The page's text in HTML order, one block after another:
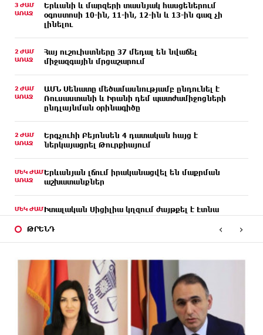
3 ԺԱՄ
ԱՌԱՋ
Երևանի և մարզերի տասնյակ հասցեներում
օգոստոսի 10-ին, 11-ին, 12-ին և 13-ին գազ չի
լինելու
2 ԺԱՄ
ԱՌԱՋ
Հայ ուշուիստները 37 մեդալ են նվաճել
միջազգային մրցաշարում
2 ԺԱՄ
ԱՌԱՋ
ԱՄՆ Սենատը մեծամասնությամբ ընդունել է
Ռուսաստանի և Իրանի դեմ պատժամիջոցների
ընդլայնման օրինագիծը
2 ԺԱՄ
ԱՌԱՋ
Երգչուհի Բեյոնսեն ​​4 դատական հայց է
ներկայացրել Թուրքիայում
ՄԵԿ ԺԱՄ
ԱՌԱՋ
Երևանյան լճում իրականացվել են մաքրման
աշխատանքներ
ՄԵԿ ԺԱՄ
ԱՌԱՋ
Իտալական Սիցիլիա կղզում ժայթքել է Էտնա
հրաբուխը
24 ՐՈՊԵ
ԱՌԱՋ
«Ռեալը» հայտարարել է Դիոմանդեի տրանսֆերի
մասին
Վանաձորում բшխվել են «Jeep Cherokee»-ն և
«Toyota Camry»-ն
ԹՐԵՆԴ ‹ ›